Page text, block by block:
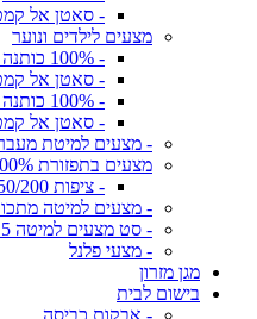
- סאטן אל
מצעים לילדים ונוער
- 100% כותנה מיטת יחיד 90/200
- סאטן אל קמט
- 100% כותנה מיטה וחצי 120/200
- סאטן אל קמט
- מצעים למיטת מעבר
מצעים בתפזורת 100% כותנה
- ציפות 150/200
- מצעים למיטה
- סט מצעים למיטה 5 חלקים
- מצעי פלנל
מגן מזרון
בישום לבית
- אבקות כביסה